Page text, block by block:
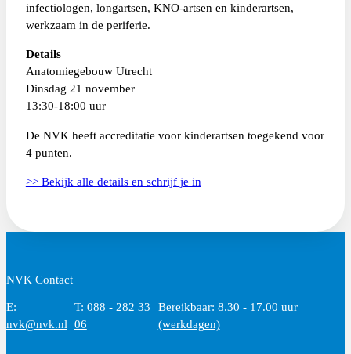
infectiologen, longartsen, KNO-artsen en kinderartsen,
werkzaam in de periferie.
Details
Anatomiegebouw Utrecht
Dinsdag 21 november
13:30-18:00 uur
De NVK heeft accreditatie voor kinderartsen toegekend voor
4 punten.
>> Bekijk alle details en schrijf je in
NVK Contact
E:
nvk@nvk.nl
T: 088 - 282 33
06
Bereikbaar: 8.30 - 17.00 uur
(werkdagen)